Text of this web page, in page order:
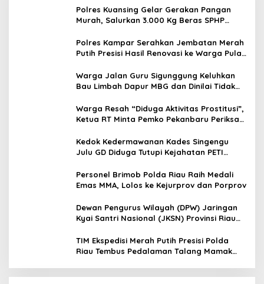
Polres Kuansing Gelar Gerakan Pangan
Murah, Salurkan 3.000 Kg Beras SPHP
Polres Kampar Serahkan Jembatan Merah
Putih Presisi Hasil Renovasi ke Warga Pulau
Warga Jalan Guru Sigunggung Keluhkan
Bau Limbah Dapur MBG dan Dinilai Tidak
Warga Resah “Diduga Aktivitas Prostitusi”,
Ketua RT Minta Pemko Pekanbaru Periksa
Jalan Tanjung Datuk
Kedok Kedermawanan Kades Singengu
Julu GD Diduga Tutupi Kejahatan PETI
Personel Brimob Polda Riau Raih Medali
Emas MMA, Lolos ke Kejurprov dan Porprov
Dewan Pengurus Wilayah (DPW) Jaringan
Kyai Santri Nasional (JKSN) Provinsi Riau
audiensi ke Badan Kesatuan Bangsa dan
Politik (Kesbangpol) Provinsi Riau
TIM Ekspedisi Merah Putih Presisi Polda
Riau Tembus Pedalaman Talang Mamak